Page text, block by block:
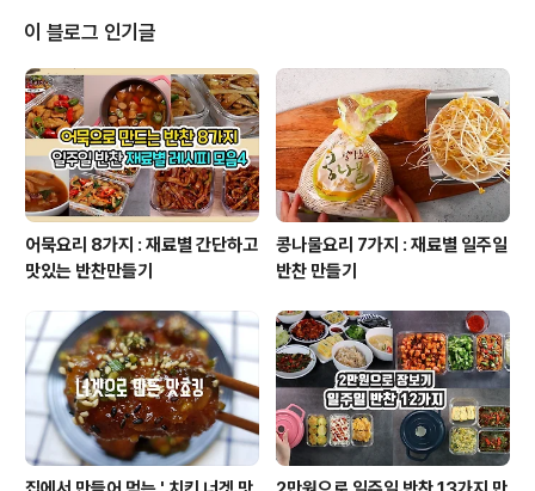
금 소지섭이 추천한 다이어트식단매생이 두부국 만들기 1.
멸치육수 우려내기국물용 멸치 넣고 육수 우려내주세요.
2.두부 자르기두부는 한입 크기로 잘라주세요. 3.국물용
멸치 건지기깔끔한 국물을 위해 멸치 건져내주었어요. 4.
다진마늘, 국간장 으로 간 맞추기다진마늘 반스픈, 국간장
1스픈, 소금 1스픈육수..
이 블로그 인기글
어묵요리 8가지 : 재료별 간단하고
맛있는 반찬만들기
콩나물요리 7가지 : 재료별 일주일
반찬 만들기